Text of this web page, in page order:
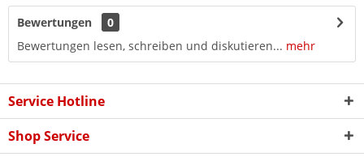
Bewertungen
0
Bewertungen lesen, schreiben und diskutieren... mehr
Service Hotline
Shop Service